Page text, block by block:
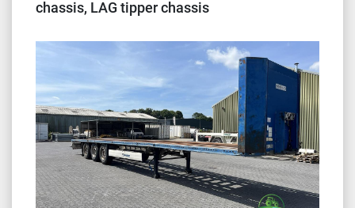
chassis, LAG tipper chassis